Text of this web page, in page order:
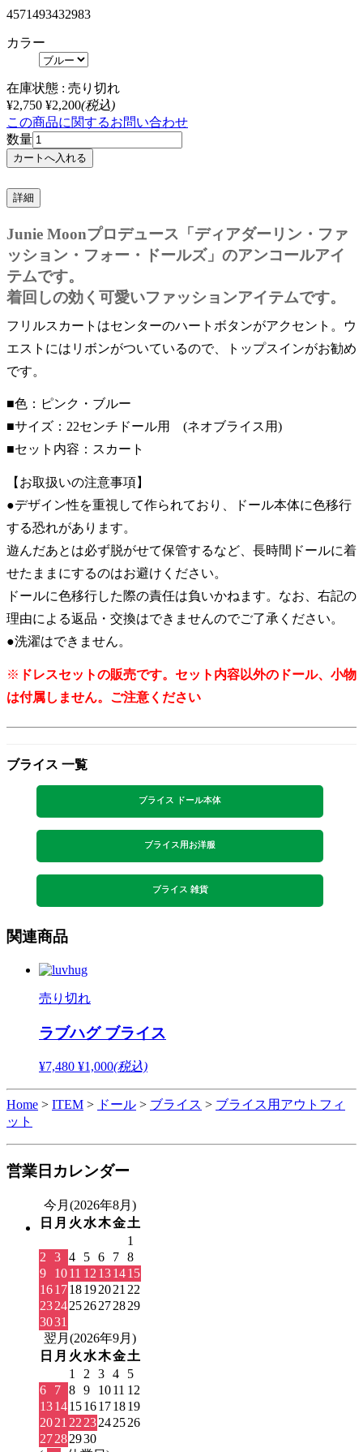
4571493432983
カラー
在庫状態 : 売り切れ
¥2,750 ¥2,200(税込)
この商品に関するお問い合わせ
数量
詳細
Junie Moonプロデュース「ディアダーリン・ファ
ッション・フォー・ドールズ」のアンコールアイ
テムです。
着回しの効く可愛いファッションアイテムです。
フリルスカートはセンターのハートボタンがアクセント。ウ
エストにはリボンがついているので、トップスインがお勧め
です。
■色：ピンク・ブルー
■サイズ：22センチドール用 (ネオブライス用)
■セット内容：スカート
【お取扱いの注意事項】
●デザイン性を重視して作られており、ドール本体に色移行
する恐れがあります。
遊んだあとは必ず脱がせて保管するなど、長時間ドールに着
せたままにするのはお避けください。
ドールに色移行した際の責任は負いかねます。なお、右記の
理由による返品・交換はできませんのでご了承ください。
●洗濯はできません。
※ ドレスセットの販売です。セット内容以外のドール、小物
は付属しません。ご注意ください
ブライス 一覧
ブライス ドール本体
ブライス用お洋服
ブライス 雑貨
関連商品
売り切れ
ラブハグ ブライス
¥7,480 ¥1,000(税込)
Home > ITEM > ドール > ブライス > ブライス用アウトフィ
ット
営業日カレンダー
今月(2026年8月)
日 月 火 水木金土
1
2
3 4 5 6 7 8
9
1011 12 131415
161718192021 22
23242526272829
3031
翌月(2026年9月)
日 月 火 水木金土
1
2 3 4
5
6
7 8 9 1011 12
13141516171819
2021 22 23242526
27282930